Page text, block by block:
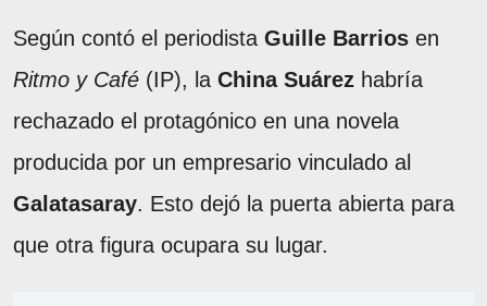
Según contó el periodista Guille Barrios en
Ritmo y Café (IP), la China Suárez habría
rechazado el protagónico en una novela
producida por un empresario vinculado al
Galatasaray. Esto dejó la puerta abierta para
que otra figura ocupara su lugar.